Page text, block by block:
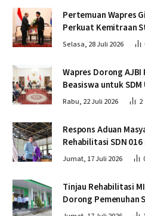
Pertemuan Wapres
Perkuat Kemitraan
Kamboja
Selasa, 28 Juli 2026
Wapres Dorong
Beasiswa untuk
Rabu, 22 Juli 2026 2
Respons Aduan
Rehabilitasi SDN
Jumat, 17 Juli 2026
Tinjau Rehabilitasi
Dorong Pemenuhan